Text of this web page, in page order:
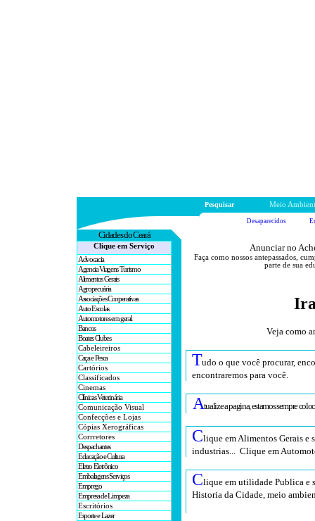
Pesquisar Meio
Desaparecidos
Cidadesdo Ceará
Clique em Serviço
Advocacia
Agencia Viagens Turismo
Alimentos Gerais
Agropecuária
Associações Cooperativas
Auto Escolas
Automotores em geral
Bancos
Boates Clubes
Cabeleireiros
Caça e Pesca
Cartórios
Classificados
Cinemas
Clínicas Veterinária
Comunicação Visual
Confecções e Lojas
Cópias Xerográficas
Corrretores
Despachantes
Educação e Cultura
Eletro Eletrônico
Embalagens Serviços
Emprego
Empresa de Limpeza
Escritórios
Esporte e Lazer
Anunciar no
Faça como nossos antepassados,
parte de sua
Veja como
Tudo o que você procurar,
encontraremos para você.
Atualize a pagina, estamos sempre
Clique em Alimentos Gerais e
industrias... Clique em
Clique em utilidade Publica e
Historia da Cidade, meio